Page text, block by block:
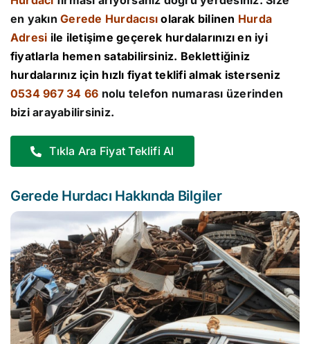
en yakınGerede Hurdacısı olarak bilinen Hurda
Adresi ile iletişime geçerek hurdalarınızı en iyi
fiyatlarla hemen satabilirsiniz. Beklettiğiniz
hurdalarınız için hızlı fiyat teklifi almak isterseniz
0534 967 34 66 nolu telefon numarası üzerinden
bizi arayabilirsiniz.
Tıkla Ara Fiyat Teklifi Al
Gerede Hurdacı Hakkında Bilgiler